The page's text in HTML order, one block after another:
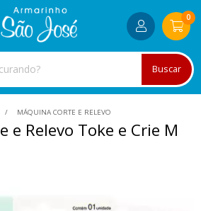
Buscar
0
MÁQUINA CORTE E RELEVO
e Relevo Toke e Crie M